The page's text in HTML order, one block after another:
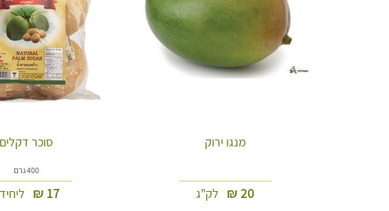
מנגו ירוק
20
₪ לק"ג
סוכר דקלים
400 גרם
17
₪